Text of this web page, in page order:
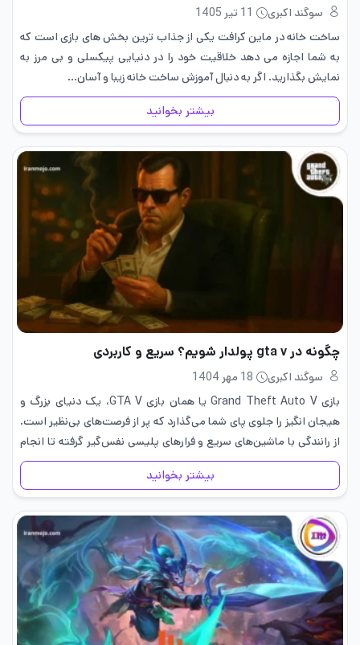
سوگند اکبری
11 تیر 1405
ساخت خانه در ماین کرافت یکی از جذاب ترین بخش های بازی است که
به شما اجازه می دهد خلاقیت خود را در دنیایی پیکسلی و بی مرز به
نمایش بگذارید. اگر به دنبال آموزش ساخت خانه زیبا و آسان…
بیشتر بخوانید
چگونه در gta v پولدار شویم؟ سریع و کاربردی
سوگند اکبری
18 مهر 1404
بازی Grand Theft Auto V یا همان بازی GTA V، یک دنیای بزرگ و
هیجان‌ انگیز را جلوی پای شما می‌گذارد که پر از فرصت‌های بی‌نظیر است.
از رانندگی با ماشین‌های سریع و فرارهای پلیسی نفس‌گیر گرفته تا انجام
ماموریت‌های…
بیشتر بخوانید